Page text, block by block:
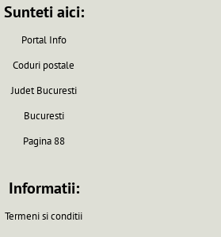
Sunteti aici:
Portal Info
Coduri postale
Judet Bucuresti
Bucuresti
Pagina 88
Informatii:
Termeni si conditii